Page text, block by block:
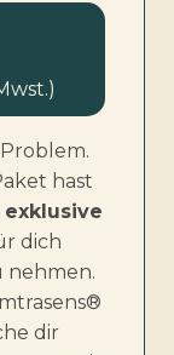
hast
exklusive
dich
nehmen.
dir